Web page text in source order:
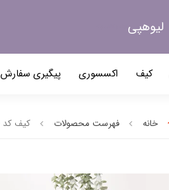
لیو‌هپی
کیف اکسسوری پیگیری سفارش
خانه فهرست محصولات کیف کد 9328